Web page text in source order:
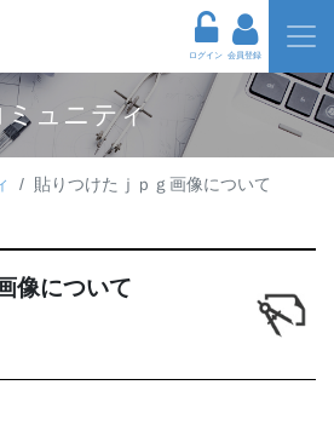
ログイン 会員登録
ミュニティ
貼りつけたｊｐｇ画像について
像について